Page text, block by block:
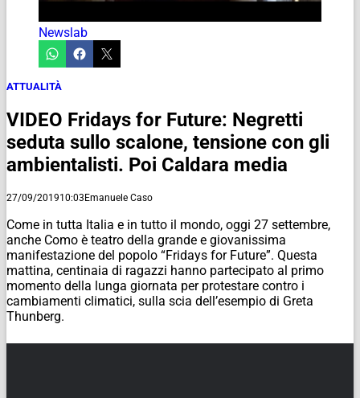
Newslab
ATTUALITÀ
VIDEO Fridays for Future: Negretti
seduta sullo scalone, tensione con gli
ambientalisti. Poi Caldara media
27/09/201910:03Emanuele Caso
Come in tutta Italia e in tutto il mondo, oggi 27 settembre,
anche Como è teatro della grande e giovanissima
manifestazione del popolo “Fridays for Future”. Questa
mattina, centinaia di ragazzi hanno partecipato al primo
momento della lunga giornata per protestare contro i
cambiamenti climatici, sulla scia dell’esempio di Greta
Thunberg.